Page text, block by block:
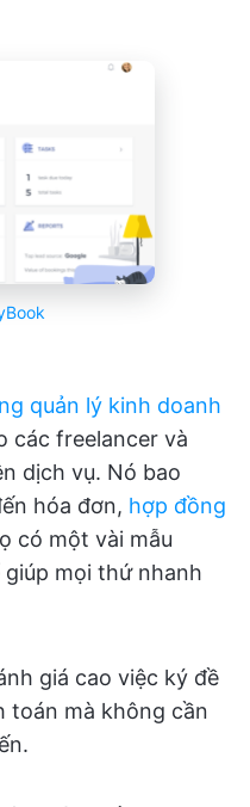
quản lý kinh doanh
các freelancer và
dịch vụ. Nó bao
hóa đơn, hợp đồng
có một vài mẫu
mọi thứ nhanh
giá cao việc ký đề
toán mà không cần